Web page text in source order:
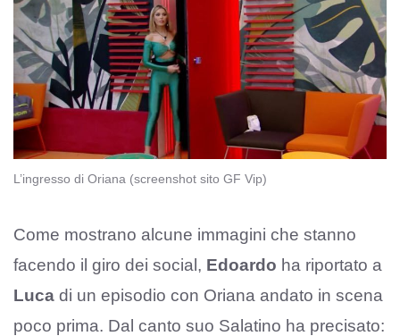
L’ingresso di Oriana (screenshot sito GF Vip)
Come mostrano alcune immagini che stanno
facendo il giro dei social, Edoardo ha riportato a
Luca di un episodio con Oriana andato in scena
poco prima. Dal canto suo Salatino ha precisato: